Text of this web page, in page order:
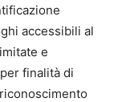
accessibili al
e
finalità di